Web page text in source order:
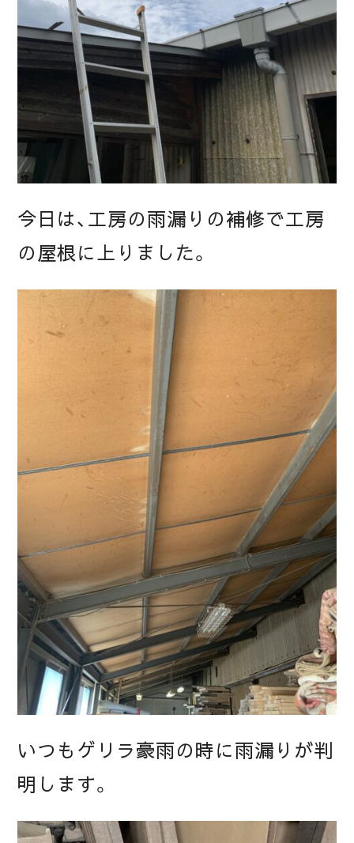
今日は、工房の雨漏りの補修で工房
の屋根に上りました。
いつもゲリラ豪雨の時に雨漏りが判
明します。